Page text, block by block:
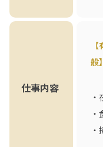
仕事内容
般】